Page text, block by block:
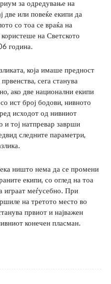
за одредување на
две или повеќе екипи да
со тоа се враќа на
на Светското
година.
која имаше предност
сега станува
ако две национални екипи
ист број бодови, нивното
исходот од нивниот
и тој натпревар заврши
следните параметри,
ништо нема да се промени
екипи, со оглед на тоа
меѓусебно. При
на третото место во
првиот и најважен
конечен пласман.